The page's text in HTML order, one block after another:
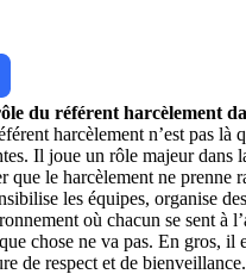
du référent harcèlement
harcèlement n’est pas là
Il joue un rôle majeur dans
que le harcèlement ne prenne
les équipes, organise
où chacun se sent à
chose ne va pas. En gros, il
de respect et de bienveillance.